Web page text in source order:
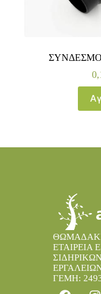
ΕΤΑΙΡΕΙΑ
ΓΕΜΗ: